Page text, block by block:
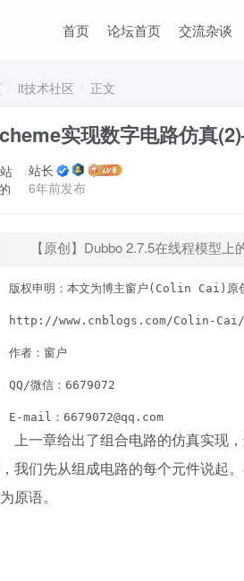
首页 论坛首页 交流杂谈
it技术社区 正文
实现数字电路仿真
站长
6年前发布
【原创】Dubbo 2.7.5在线程模型上
权申明：本文为博主窗户(Colin Cai)原创
www.cnblogs.com/Colin-Cai/
者：窗户
微信：6679072
mail：6679072@qq.com
一章给出了组合电路的仿真实现，
我们先从组成电路的每个元件说起
原语。